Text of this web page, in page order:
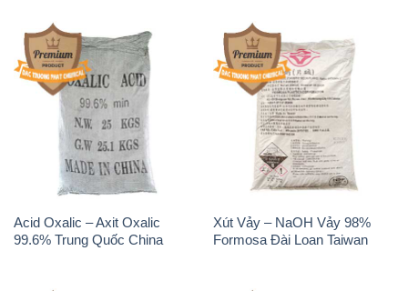
Acid Oxalic – Axit Oxalic
99.6% Trung Quốc China
Xút Vảy – NaOH Vảy 98%
Formosa Đài Loan Taiwan